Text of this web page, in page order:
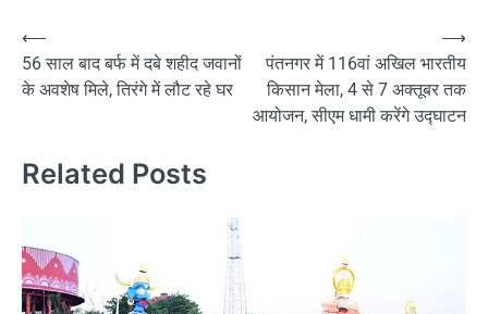
Post
navigation
⟵
56 साल बाद बर्फ में दबे शहीद जवानों
के अवशेष मिले, तिरंगे में लौट रहे घर
पंतनगर में 116वां अखिल भारतीय
किसान मेला, 4 से 7 अक्तूबर तक
आयोजन, सीएम धामी करेंगे उद्घाटन
⟶
Related Posts